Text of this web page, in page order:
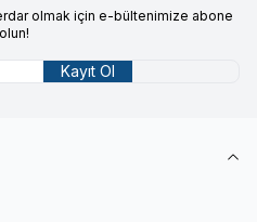
olmak için e-bültenimize abone
olun!
Kayıt Ol